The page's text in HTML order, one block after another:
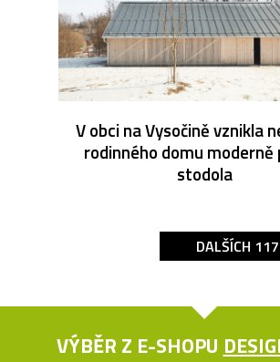
V obci na Vysočině vznikla
rodinného domu
stodola
DALŠÍCH
VÝBĚR Z E-SHOPU